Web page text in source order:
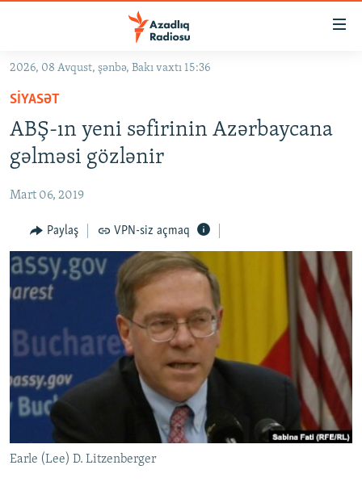
Əsas
qayıt
Əsas
naviqasiyaya
qayıt
GÜNDƏM
KORRUPSIOMETR
#ƏSLINDƏ
FƏRQƏ BAX
QANUNI DOĞRU
ARAŞDIRMA
MULTIMEDIA
FOTOQALEREYA
İNFOQRAFIKA
KARIKATURA
AZƏRBAYCAN ƏDƏBIYYATI KITABXANASI
İSLAM VƏ DEMOKRATIYA
İZ - MƏDƏNIYYƏT PROQRAMI
HAQQIMIZDA
MISSIYAMIZ
PEŞƏ ETIKASI VƏ JURNALISTIKA STANDARTLARIMIZ
MATERIALLARIMIZDAN ISTIFADƏ
AZADLIQRADIOSU MOBIL TELEFONUNUZDA
BIZI IZLƏ
RFE/RL-in bütün saytları
2026, 08 Avqust, şənbə, Bakı vaxtı 15:36
SIYASƏT
ABŞ-ın yeni səfirinin Azərbaycana
gəlməsi gözlənir
Mart 06, 2019
Paylaş VPN-siz açmaq
Earle (Lee) D. Litzenberger